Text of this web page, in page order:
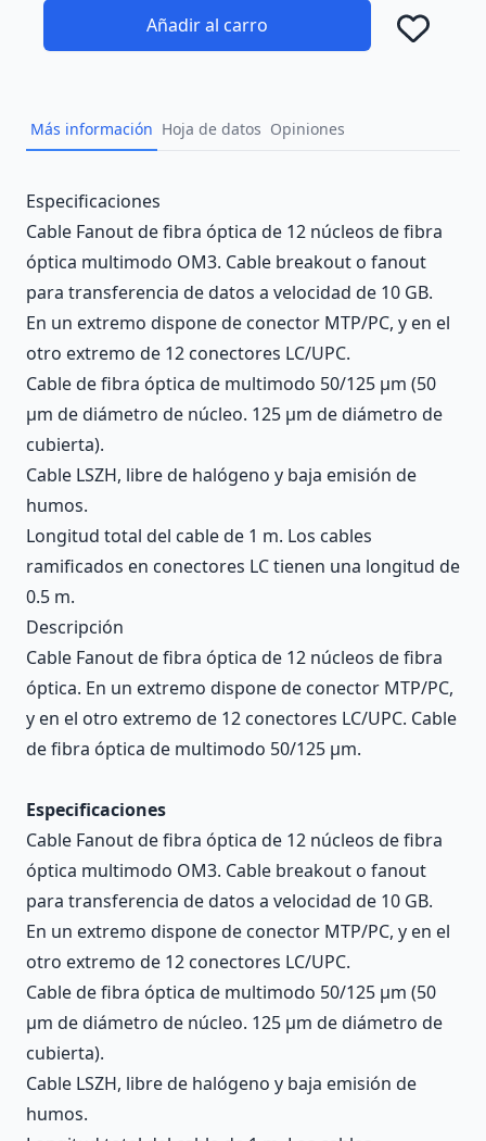
Añadir al carro
Más información Hoja de datos Opiniones
Description
Especificaciones
Cable Fanout de fibra óptica de 12 núcleos de fibra
óptica multimodo OM3. Cable breakout o fanout
para transferencia de datos a velocidad de 10 GB.
En un extremo dispone de conector MTP/PC, y en el
otro extremo de 12 conectores LC/UPC.
Cable de fibra óptica de multimodo 50/125 µm (50
µm de diámetro de núcleo. 125 µm de diámetro de
cubierta).
Cable LSZH, libre de halógeno y baja emisión de
humos.
Longitud total del cable de 1 m. Los cables
ramificados en conectores LC tienen una longitud de
0.5 m.
Descripción
Cable Fanout de fibra óptica de 12 núcleos de fibra
óptica. En un extremo dispone de conector MTP/PC,
y en el otro extremo de 12 conectores LC/UPC. Cable
de fibra óptica de multimodo 50/125 µm.
Especificaciones
Cable Fanout de fibra óptica de 12 núcleos de fibra
óptica multimodo OM3. Cable breakout o fanout
para transferencia de datos a velocidad de 10 GB.
En un extremo dispone de conector MTP/PC, y en el
otro extremo de 12 conectores LC/UPC.
Cable de fibra óptica de multimodo 50/125 µm (50
µm de diámetro de núcleo. 125 µm de diámetro de
cubierta).
Cable LSZH, libre de halógeno y baja emisión de
humos.